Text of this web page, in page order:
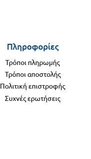
Πληροφορίες
Τρόποι πληρωμής
Τρόποι αποστολής
Πολιτική επιστροφής
Συχνές ερωτήσεις